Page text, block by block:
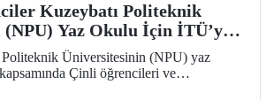
Kuzeybatı Politeknik
Yaz Okulu İçin İTÜ’ye
Üniversitesinin (NPU) yaz
Çinli öğrencileri ve